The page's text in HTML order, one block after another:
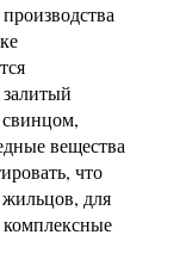
свинцом,
вещества
что
жильцов, для